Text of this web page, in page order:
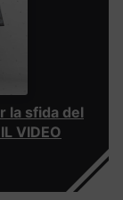
la sfida del
VIDEO